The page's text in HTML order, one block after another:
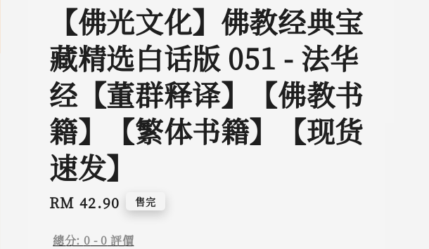
【佛光文化】佛教经典宝
藏精选白话版 051 - 法华
经【董群释译】【佛教书
籍】【繁体书籍】【现货
速发】
Regular
RM 42.90 售完
總分: 0 -0 評價